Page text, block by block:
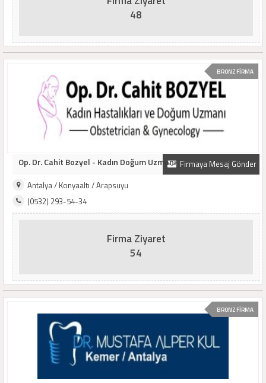
48
BRONZ FİRMA
Firmaya Mesaj Gönder
Op. Dr. Cahit Bozyel - Kadın Doğum Uzmanı
Antalya / Konyaaltı / Arapsuyu
(0532) 293-54-34
Firma Ziyaret
54
BRONZ FİRMA